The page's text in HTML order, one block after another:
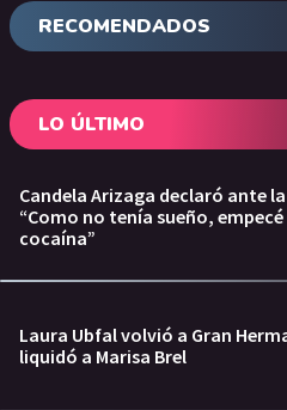
RECOMENDADOS
LO ÚLTIMO
Candela Arizaga declaró ante
“Como no tenía sueño,
cocaína”
Laura Ubfal volvió a Gran
liquidó a Marisa Brel